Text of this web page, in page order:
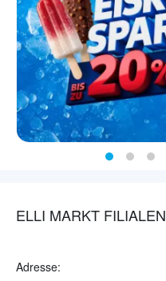
ELLI MARKT FILIALEN
Adresse: